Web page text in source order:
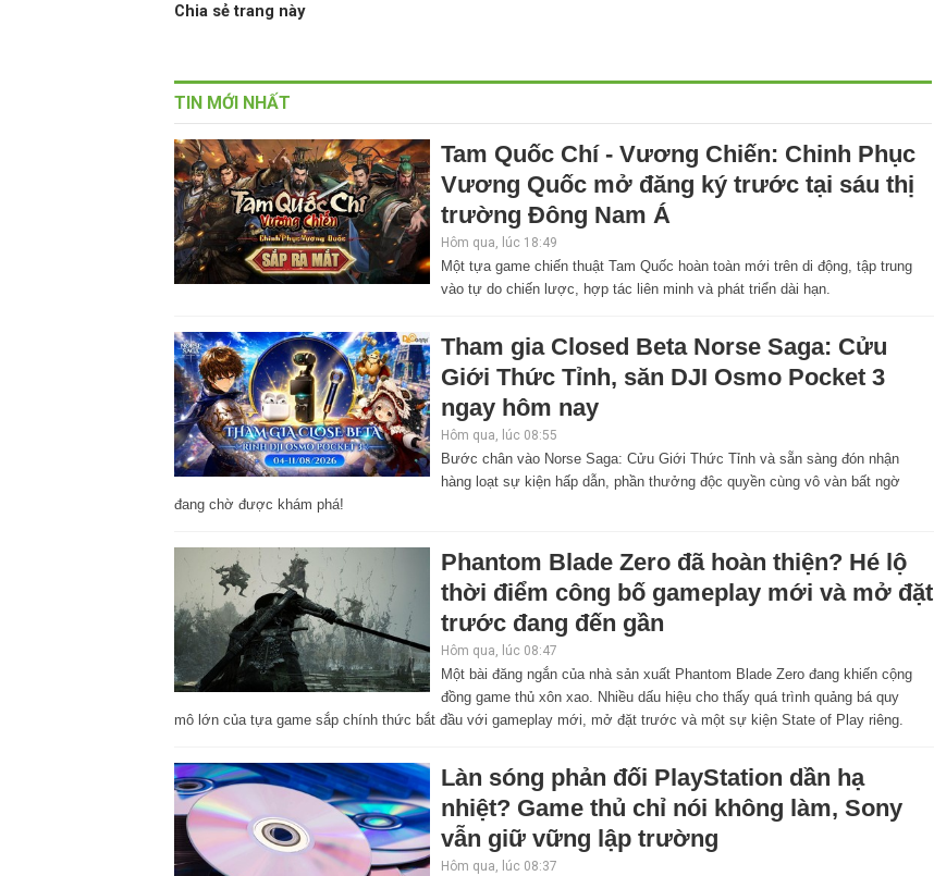
Chia sẻ trang này
TIN MỚI NHẤT
Tam Quốc Chí - Vương Chiến: Chinh Phục
Vương Quốc mở đăng ký trước tại sáu thị
trường Đông Nam Á
Hôm qua, lúc 18:49
Một tựa game chiến thuật Tam Quốc hoàn toàn mới trên di động, tập trung
vào tự do chiến lược, hợp tác liên minh và phát triển dài hạn.
Tham gia Closed Beta Norse Saga: Cửu
Giới Thức Tỉnh, săn DJI Osmo Pocket 3
ngay hôm nay
Hôm qua, lúc 08:55
Bước chân vào Norse Saga: Cửu Giới Thức Tỉnh và sẵn sàng đón nhận
hàng loạt sự kiện hấp dẫn, phần thưởng độc quyền cùng vô vàn bất ngờ
đang chờ được khám phá!
Phantom Blade Zero đã hoàn thiện? Hé lộ
thời điểm công bố gameplay mới và mở đặt
trước đang đến gần
Hôm qua, lúc 08:47
Một bài đăng ngắn của nhà sản xuất Phantom Blade Zero đang khiến cộng
đồng game thủ xôn xao. Nhiều dấu hiệu cho thấy quá trình quảng bá quy
mô lớn của tựa game sắp chính thức bắt đầu với gameplay mới, mở đặt trước và một sự kiện State of Play riêng.
Làn sóng phản đối PlayStation dần hạ
nhiệt? Game thủ chỉ nói không làm, Sony
vẫn giữ vững lập trường
Hôm qua, lúc 08:37